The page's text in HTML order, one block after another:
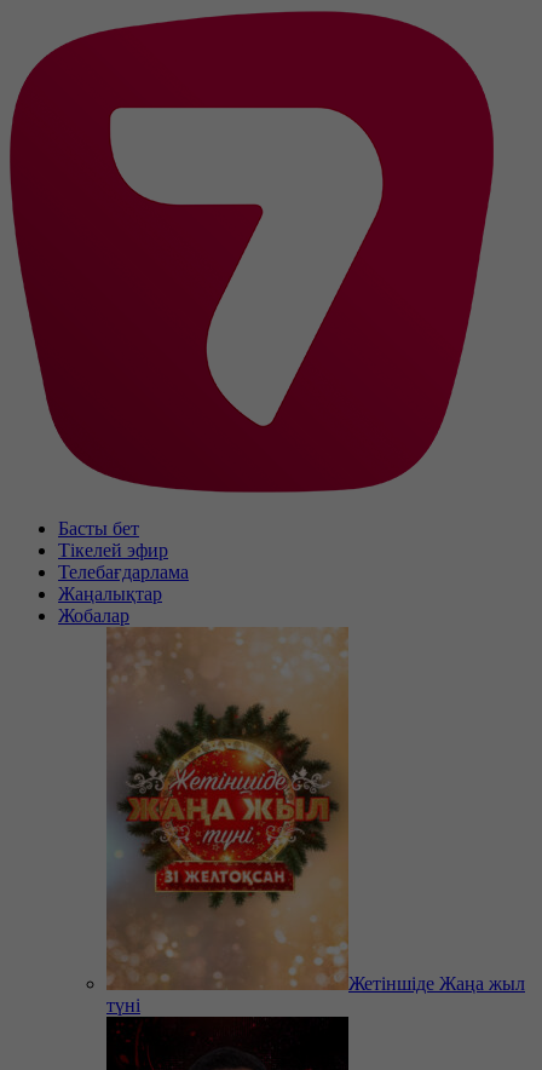
Басты бет
Тікелей эфир
Телебағдарлама
Жаңалықтар
Жобалар
Жетіншіде Жаңа жыл
түні